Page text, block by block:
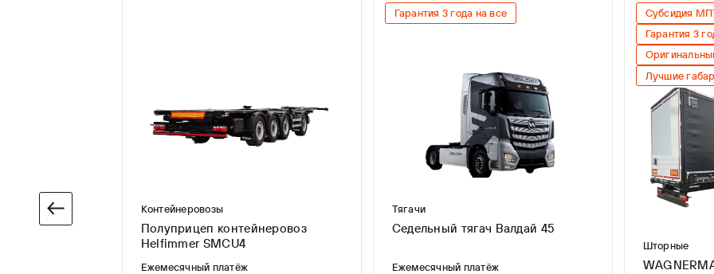
Контейнеровозы
Полуприцеп контейнеровоз
Helfimmer SMCU4
Ежемесячный платёж
Гарантия 3 года на все
Тягачи
Седельный тягач Валдай 45
Ежемесячный платёж
Субсидия
Гарантия 3
Лучшие
Шторные